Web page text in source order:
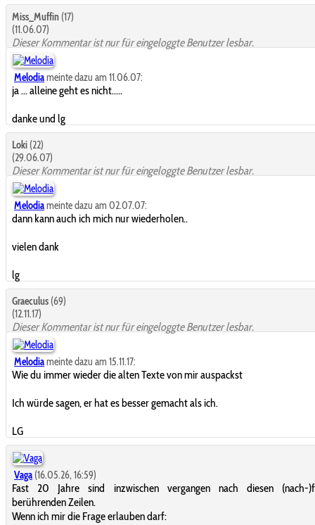
Miss_Muffin (17)
(11.06.07)
Dieser Kommentar ist nur für eingeloggte Benutzer lesbar.
Melodiameinte dazu am 11.06.07:
ja ... alleine geht es nicht.....
danke und lg
Loki (22)
(29.06.07)
Dieser Kommentar ist nur für eingeloggte Benutzer lesbar.
Melodiameinte dazu am 02.07.07:
dann kann auch ich mich nur wiederholen..
vielen dank
lg
Graeculus (69)
(12.11.17)
Dieser Kommentar ist nur für eingeloggte Benutzer lesbar.
Melodiameinte dazu am 15.11.17:
Wie du immer wieder die alten Texte von mir auspackst
Ich würde sagen, er hat es besser gemacht als ich.
LG
Vaga (16.05.26, 16:59)
Fast 20 Jahre sind inzwischen vergangen nach diesen (nach-
berührenden Zeilen.
Wenn ich mir die Frage erlauben darf: